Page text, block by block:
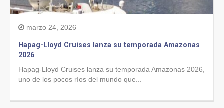
marzo 24, 2026
Hapag-Lloyd Cruises lanza su temporada Amazonas
2026
Hapag-Lloyd Cruises lanza su temporada Amazonas 2026,
uno de los pocos ríos del mundo que...